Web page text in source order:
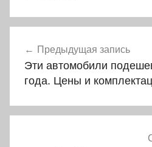
по
записям
Предыдущая запись
Эти автомобили
года. Цены и